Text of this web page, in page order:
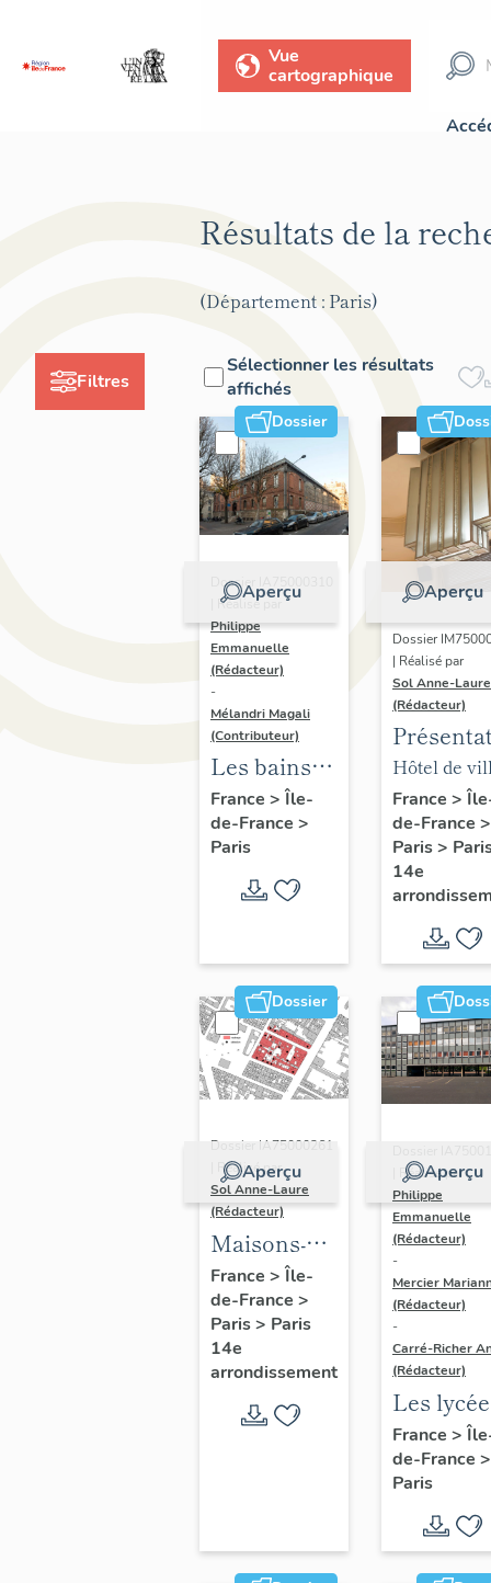
Vue
cartographique
Filtres
Résultats de la
(Département : Paris)
Sélectionner les résultats
affichés
Dossier
Aperçu
Dossier IA75000310
| Réalisé par
Philippe
Emmanuelle
(Rédacteur)
-
Mélandri Magali
(Contributeur)
Les bains
douches
municipaux
de la ville
de Paris
France > Île-
de-France >
Paris
Aperçu
Dossier
| Réalisé par
Sol Anne-Laure
(Rédacteur)
du
de la
annexe
Hôtel de
annexe
France >
de-France >
Paris>
14e
Dossier
Aperçu
Dossier IA75000261
| Réalisé par
Sol Anne-Laure
(Rédacteur)
Maisons-
immeubles
France > Île-
de-France >
Paris> Paris
14e
arrondissement
Aperçu
| Réalisé par
Philippe
Emmanuelle
(Rédacteur)
-
Mercier
(Rédacteur)
-
Carré-Richer
(Rédacteur)
Les
Jean-
Dondel
Roger
Dhuit
France >
de-France >
Paris